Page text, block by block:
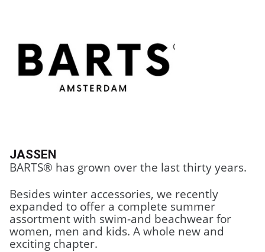
JASSEN
BARTS® has grown over the last thirty years.
Besides winter accessories, we recently
expanded to offer a complete summer
assortment with swim-and beachwear for
women, men and kids. A whole new and
exciting chapter.